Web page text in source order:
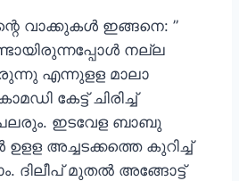
വാക്കുകൾ ഇങ്ങനെ: ”
നല്ല
എന്നുളള മാലാ
കേട്ട് ചിരിച്ച്
ഇടവേള ബാബു
ഉളള അച്ചടക്കത്തെ കുറിച്ച്
ദിലീപ് മുതല്‍ അങ്ങോട്ട്